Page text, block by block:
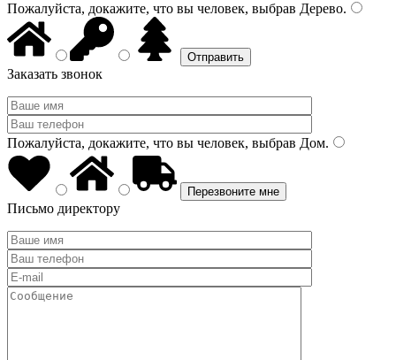
Пожалуйста, докажите, что вы человек, выбрав Дерево.
Заказать звонок
Пожалуйста, докажите, что вы человек, выбрав Дом.
Письмо директору